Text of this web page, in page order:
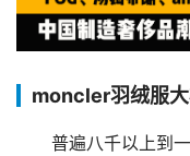
moncler羽绒服
普遍八千以上到